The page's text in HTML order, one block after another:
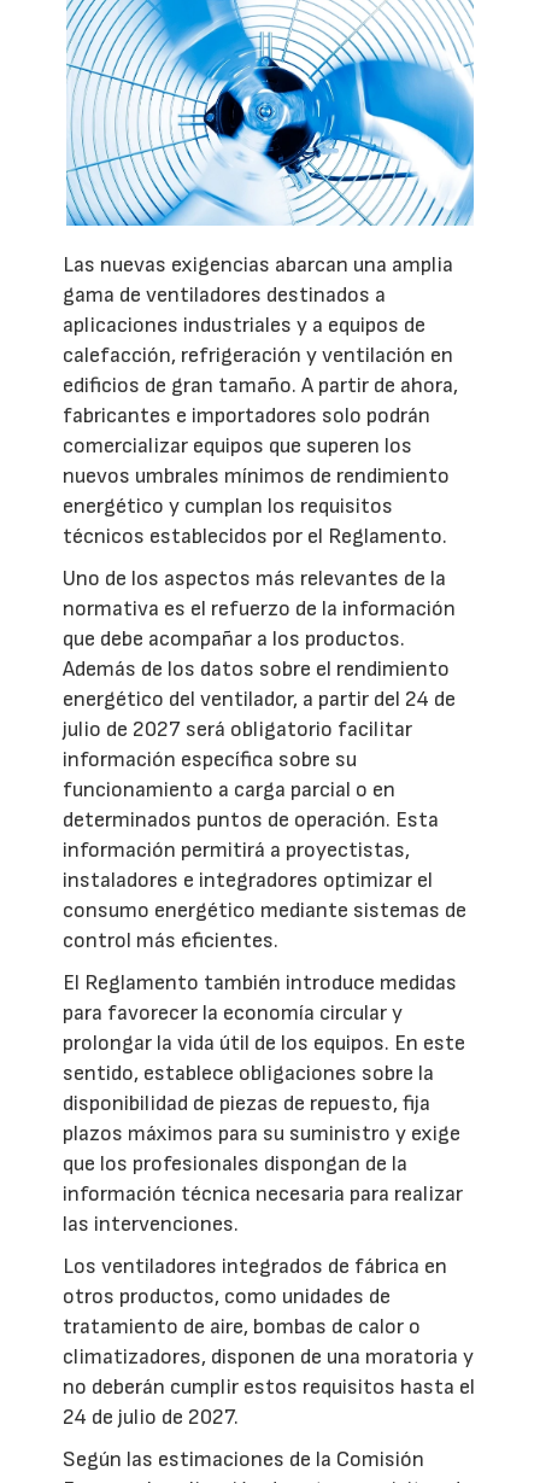
Las nuevas exigencias abarcan una amplia
gama de ventiladores destinados a
aplicaciones industriales y a equipos de
calefacción, refrigeración y ventilación en
edificios de gran tamaño. A partir de ahora,
fabricantes e importadores solo podrán
comercializar equipos que superen los
nuevos umbrales mínimos de rendimiento
energético y cumplan los requisitos
técnicos establecidos por el Reglamento.
Uno de los aspectos más relevantes de la
normativa es el refuerzo de la información
que debe acompañar a los productos.
Además de los datos sobre el rendimiento
energético del ventilador, a partir del 24 de
julio de 2027 será obligatorio facilitar
información específica sobre su
funcionamiento a carga parcial o en
determinados puntos de operación. Esta
información permitirá a proyectistas,
instaladores e integradores optimizar el
consumo energético mediante sistemas de
control más eficientes.
El Reglamento también introduce medidas
para favorecer la economía circular y
prolongar la vida útil de los equipos. En este
sentido, establece obligaciones sobre la
disponibilidad de piezas de repuesto, fija
plazos máximos para su suministro y exige
que los profesionales dispongan de la
información técnica necesaria para realizar
las intervenciones.
Los ventiladores integrados de fábrica en
otros productos, como unidades de
tratamiento de aire, bombas de calor o
climatizadores, disponen de una moratoria y
no deberán cumplir estos requisitos hasta el
24 de julio de 2027.
Según las estimaciones de la Comisión